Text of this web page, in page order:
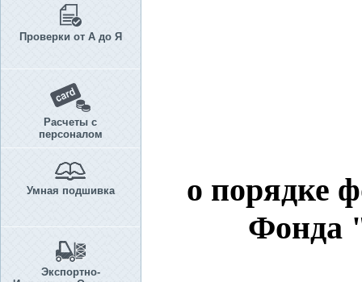
Проверки от А до Я
Расчеты с
персоналом
Умная подшивка
Экспортно-
о порядке
Фонда